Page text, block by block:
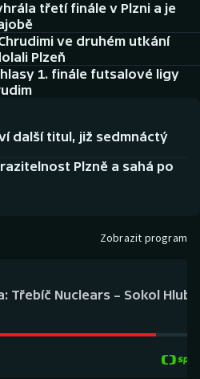
třetí finále v Plzni a je
ve druhém utkání
Plzeň
1. finále futsalové ligy
další titul, již sedmnáctý
Plzně a sahá po
Zobrazit program
Třebíč Nuclears – Sokol